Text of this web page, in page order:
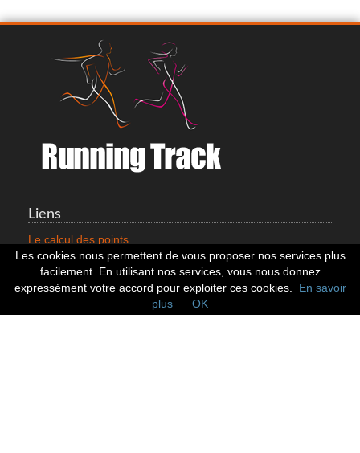
Liens
Le calcul des points
Mentions légales
Nous contacter
Cookies
Statistiques
Les cookies nous permettent de vous proposer nos services plus
facilement. En utilisant nos services, vous nous donnez
expressément votre accord pour exploiter ces cookies.
En savoir
plus
OK